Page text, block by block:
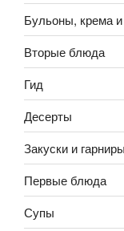
Бульоны, крема
Вторые блюда
Гид
Десерты
Закуски и гарниры
Первые блюда
Супы